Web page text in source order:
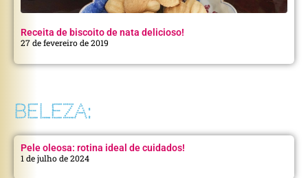
Receita de biscoito de nata delicioso!
27 de fevereiro de 2019
BELEZA:
Pele oleosa: rotina ideal de cuidados!
1 de julho de 2024